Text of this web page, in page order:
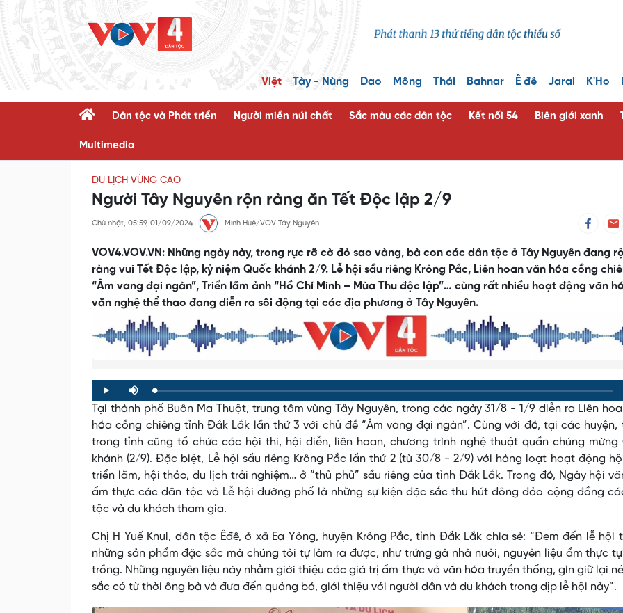
Việt Tày - Nùng Dao Mông Thái Bahnar Ê đê Jarai K'Ho
Dân tộc và Phát triển Người miền núi chất Sắc màu các dân tộc Kết nối 54 Biên giới xanh
Multimedia
DU LỊCH VÙNG CAO
Người Tây Nguyên rộn ràng ăn Tết Độc lập 2/9
Chủ nhật, 05:59, 01/09/2024 Minh Huệ/VOV Tây Nguyên
VOV4.VOV.VN: Những ngày này, trong rực rỡ cờ đỏ sao vàng, bà con các dân tộc ở Tây Nguyên đang
ràng vui Tết Độc lập, kỷ niệm Quốc khánh 2/9. Lễ hội sầu riêng Krông Pắc, Liên hoan văn hóa cồng
“Âm vang đại ngàn”, Triển lãm ảnh “Hồ Chí Minh – Mùa Thu độc lập”… cùng rất nhiều hoạt động văn
văn nghệ thể thao đang diễn ra sôi động tại các địa phương ở Tây Nguyên.
Play Mute Loaded:
0%
Progress:
0%
Tại thành phố Buôn Ma Thuột, trung tâm vùng Tây Nguyên, trong các ngày 31/8 - 1/9 diễn ra Liên
hóa cồng chiêng tỉnh Đắk Lắk lần thứ 3 với chủ đề “Âm vang đại ngàn”. Cùng với đó, tại các huyện,
trong tỉnh cũng tổ chức các hội thi, hội diễn, liên hoan, chương trình nghệ thuật quần chúng mừng
khánh (2/9). Đặc biệt, Lễ hội sầu riêng Krông Pắc lần thứ 2 (từ 30/8 - 2/9) với hàng loạt hoạt động
triển lãm, hội thảo, du lịch trải nghiệm… ở “thủ phủ” sầu riêng của tỉnh Đắk Lắk. Trong đó, Ngày hội
ẩm thực các dân tộc và Lễ hội đường phố là những sự kiện đặc sắc thu hút đông đảo cộng đồng
tộc và du khách tham gia.
Chị H Yuế Knul, dân tộc Êđê, ở xã Ea Yông, huyện Krông Pắc, tỉnh Đắk Lắk chia sẻ: “Đem đến lễ hội
những sản phẩm đặc sắc mà chúng tôi tự làm ra được, như trứng gà nhà nuôi, nguyên liệu ẩm thực
trồng. Những nguyên liệu này nhằm giới thiệu các giá trị ẩm thực và văn hóa truyền thống, gìn giữ lại
sắc có từ thời ông bà và đưa đến quảng bá, giới thiệu với người dân và du khách trong dịp lễ hội này”.